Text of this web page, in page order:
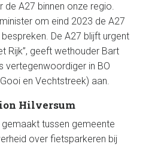
A27 binnen onze regio.
om eind 2023 de A27
De A27 blijft urgent
Rijk”, geeft wethouder Bart
vertegenwoordiger in BO
en Vechtstreek) aan.
Hilversum
tussen gemeente
over fietsparkeren bij